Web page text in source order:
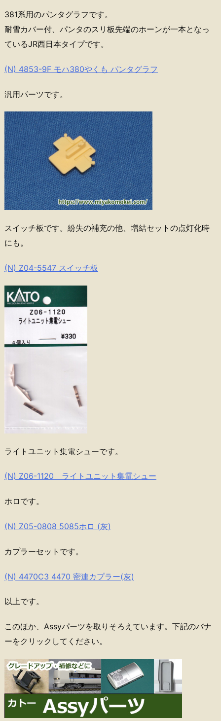
381系用のパンタグラフです。
耐雪カバー付、パンタのスリ板先端のホーンが一本となっ
ているJR西日本タイプです。
(N) 4853-9F モハ380やくも パンタグラフ
汎用パーツです。
スイッチ板です。紛失の補充の他、増結セットの点灯化時
にも。
(N) Z04-5547 スイッチ板
ライトユニット集電シューです。
(N) Z06-1120 ライトユニット集電シュー
ホロです。
(N) Z05-0808 5085ホロ (灰)
カプラーセットです。
(N) 4470C3 4470 密連カプラー(灰)
以上です。
このほか、Assyパーツを取りそろえています。下記のバナ
ーをクリックしてください。